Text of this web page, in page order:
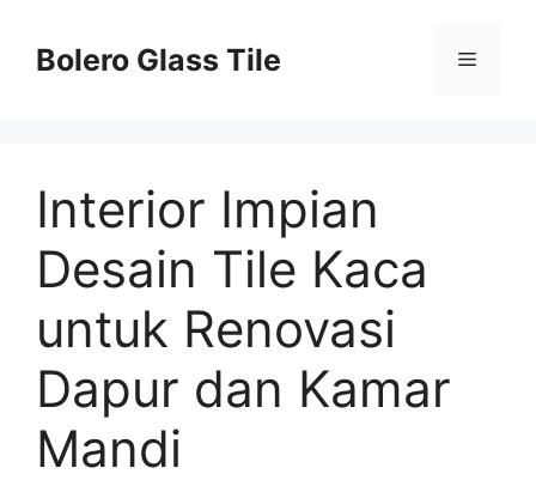
contentBolero Glass Tile Menu
Interior Impian
Desain Tile Kaca
untuk Renovasi
Dapur dan Kamar
Mandi